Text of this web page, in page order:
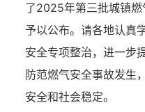
了2025年第三批城镇
予以公布。请各地认真
安全专项整治，进一步
防范燃气安全事故发生
安全和社会稳定。